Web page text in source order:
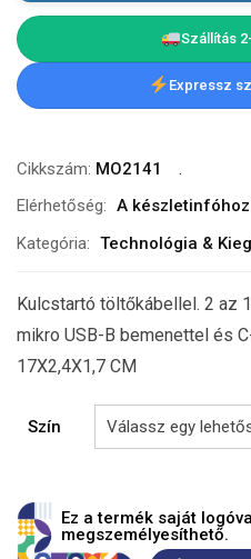
Szállítás
Expressz
Cikkszám: MO2141
Elérhetőség: A
Kategória: Technológia &
Kulcstartó töltőkábellel. 2 az
mikro USB-B bemenettel és
17X2,4X1,7 CM
Szín
Ez a termék saját
megszemélyesíthető.